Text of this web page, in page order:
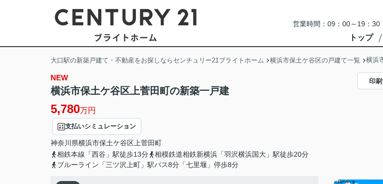
営業時間：09：00～19：
トップ
大口駅の新築戸建て・不動産をお探しならセンチュリー21ブライトホーム 横浜市保土ケ谷区の戸建て一覧 横浜
NEW
横浜市保土ケ谷区上菅田町の新築一戸建
5,780万円
支払いシミュレーション
神奈川県横浜市保土ケ谷区 上菅田町
相鉄本線「西谷」駅徒歩13分
相模鉄道相鉄新横浜「羽沢横浜国大」駅徒歩20分
ブルーライン「三ツ沢上町」駅バス8分「七里堰」停歩8分
印